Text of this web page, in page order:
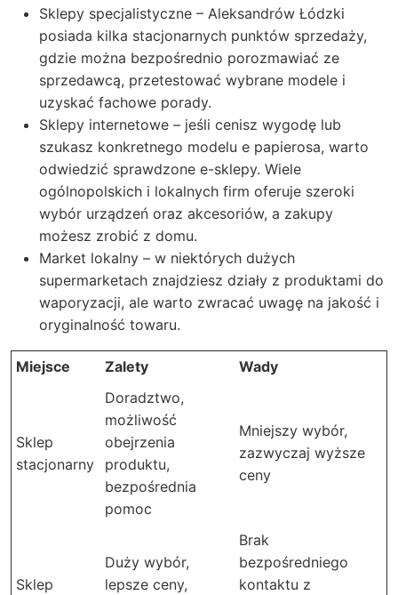
Sklepy specjalistyczne – Aleksandrów Łódzki
posiada kilka stacjonarnych punktów sprzedaży,
gdzie można bezpośrednio porozmawiać ze
sprzedawcą, przetestować wybrane modele i
uzyskać fachowe porady.
Sklepy internetowe – jeśli cenisz wygodę lub
szukasz konkretnego modelu e papierosa, warto
odwiedzić sprawdzone e-sklepy. Wiele
ogólnopolskich i lokalnych firm oferuje szeroki
wybór urządzeń oraz akcesoriów, a zakupy
możesz zrobić z domu.
Market lokalny – w niektórych dużych
supermarketach znajdziesz działy z produktami do
waporyzacji, ale warto zwracać uwagę na jakość i
oryginalność towaru.
Miejsce Zalety Wady
Sklep
stacjonarny
Doradztwo,
możliwość
obejrzenia
produktu,
bezpośrednia
pomoc
Mniejszy wybór,
zazwyczaj wyższe
ceny
Sklep
Duży wybór,
lepsze ceny,
Brak
bezpośredniego
kontaktu z